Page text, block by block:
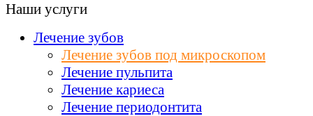
Наши услуги
Лечение зубов
Лечение зубов под микроскопом
Лечение пульпита
Лечение кариеса
Лечение периодонтита